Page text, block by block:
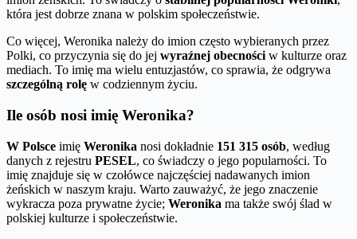
która jest dobrze znana w polskim społeczeństwie.
Co więcej, Weronika należy do imion często wybieranych przez
Polki, co przyczynia się do jej wyraźnej obecności w kulturze oraz
mediach. To imię ma wielu entuzjastów, co sprawia, że odgrywa
szczególną rolę w codziennym życiu.
Ile osób nosi imię Weronika?
W Polsce imię Weronika nosi dokładnie 151 315 osób, według
danych z rejestru PESEL, co świadczy o jego popularności. To
imię znajduje się w czołówce najczęściej nadawanych imion
żeńskich w naszym kraju. Warto zauważyć, że jego znaczenie
wykracza poza prywatne życie; Weronika ma także swój ślad w
polskiej kulturze i społeczeństwie.